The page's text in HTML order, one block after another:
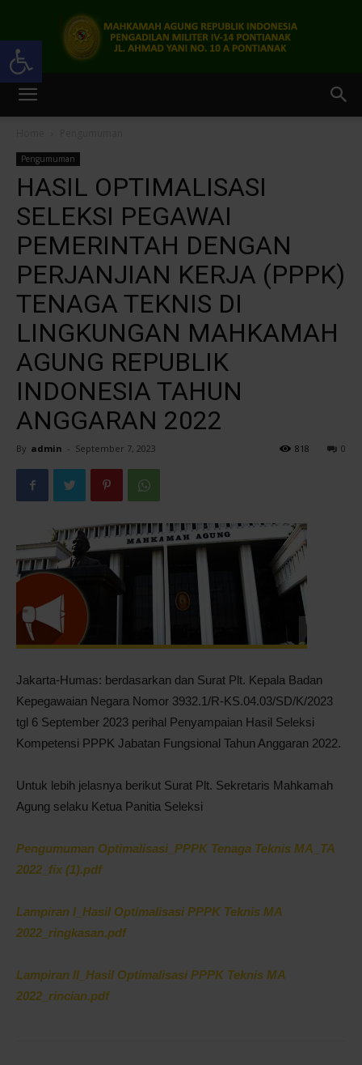
Open toolbar
Pontianak
Pengumuman
HASIL OPTIMALISASI
SELEKSI PEGAWAI
PEMERINTAH DENGAN
PERJANJIAN KERJA (PPPK)
TENAGA TEKNIS DI
LINGKUNGAN MAHKAMAH
AGUNG REPUBLIK
INDONESIA TAHUN
ANGGARAN 2022
By admin - September 7, 2023 0
818
Jakarta-Humas: berdasarkan dan Surat Plt. Kepala Badan
Kepegawaian Negara Nomor 3932.1/R-KS.04.03/SD/K/2023
tgl 6 September 2023 perihal Penyampaian Hasil Seleksi
Kompetensi PPPK Jabatan Fungsional Tahun Anggaran 2022.
Untuk lebih jelasnya berikut Surat Plt. Sekretaris Mahkamah
Agung selaku Ketua Panitia Seleksi
Pengumuman Optimalisasi_PPPK Tenaga Teknis MA_TA
2022_fix (1).pdf
Lampiran I_Hasil Optimalisasi PPPK Teknis MA
2022_ringkasan.pdf
Lampiran II_Hasil Optimalisasi PPPK Teknis MA
2022_rincian.pdf